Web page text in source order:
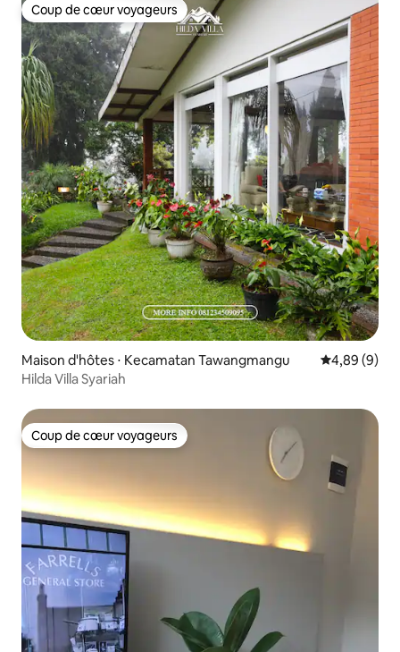
Coup de cœur voyageurs
Coup de cœur voyageurs
Maison d'hôtes ⋅ Kecamatan Tawangmangu Évaluation
4,89 (9)
Hilda Villa Syariah
Coup de cœur voyageurs
Coup de cœur voyageurs